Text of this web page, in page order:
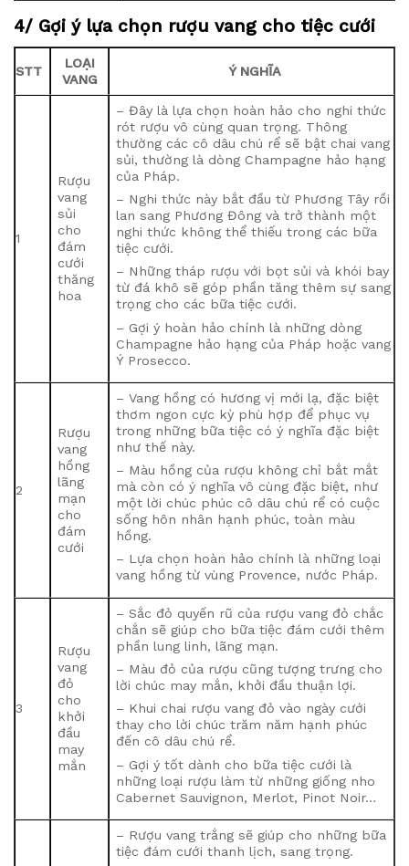
4/ Gợi ý lựa chọn rượu vang cho tiệc cưới
STT
LOẠI
VANG
Ý NGHĨA
1
Rượu
vang
sủi
cho
đám
cưới
thăng
hoa
– Đây là lựa chọn hoàn hảo cho nghi thức
rót rượu vô cùng quan trọng. Thông
thường các cô dâu chú rể sẽ bật chai vang
sủi, thường là dòng Champagne hảo hạng
của Pháp.
– Nghi thức này bắt đầu từ Phương Tây rồi
lan sang Phương Đông và trở thành một
nghi thức không thể thiếu trong các bữa
tiệc cưới.
– Những tháp rượu với bọt sủi và khói bay
từ đá khô sẽ góp phần tăng thêm sự sang
trọng cho các bữa tiệc cưới.
– Gợi ý hoàn hảo chính là những dòng
Champagne hảo hạng của Pháp hoặc vang
Ý Prosecco.
2
Rượu
vang
hồng
lãng
mạn
cho
đám
cưới
– Vang hồng có hương vị mới lạ, đặc biệt
thơm ngon cực kỳ phù hợp để phục vụ
trong những bữa tiệc có ý nghĩa đặc biệt
như thế này.
– Màu hồng của rượu không chỉ bắt mắt
mà còn có ý nghĩa vô cùng đặc biệt, như
một lời chúc phúc cô dâu chú rể có cuộc
sống hôn nhân hạnh phúc, toàn màu
hồng.
– Lựa chọn hoàn hảo chính là những loại
vang hồng từ vùng Provence, nước Pháp.
3
Rượu
vang
đỏ
cho
khởi
đầu
may
mắn
– Sắc đỏ quyến rũ của rượu vang đỏ chắc
chắn sẽ giúp cho bữa tiệc đám cưới thêm
phần lung linh, lãng mạn.
– Màu đỏ của rượu cũng tượng trưng cho
lời chúc may mắn, khởi đầu thuận lợi.
– Khui chai rượu vang đỏ vào ngày cưới
thay cho lời chúc trăm năm hạnh phúc
đến cô dâu chú rể.
– Gợi ý tốt dành cho bữa tiệc cưới là
những loại rượu làm từ những giống nho
Cabernet Sauvignon, Merlot, Pinot Noir…
– Rượu vang trắng sẽ giúp cho những bữa
tiệc đám cưới thanh lịch, sang trọng.